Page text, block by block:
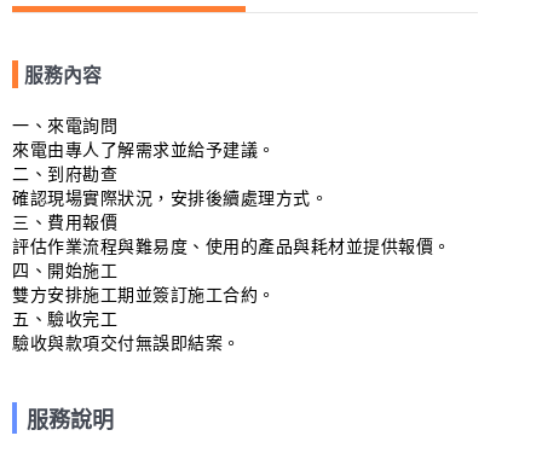
服務內容
一、來電詢問
來電由專人了解需求並給予建議。
二、到府勘查
確認現場實際狀況，安排後續處理方式。
三、費用報價
評估作業流程與難易度、使用的產品與耗材並提供報價。
四、開始施工
雙方安排施工期並簽訂施工合約。
五、驗收完工
驗收與款項交付無誤即結案。
服務說明